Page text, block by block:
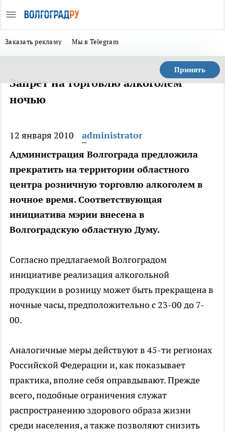
Заказать рекламу Мы в Telegram
Принять
Запрет на торговлю алкоголем
ночью
12 января 2010
administrator
Администрация Волгограда предложила
прекратить на территории областного
центра розничную торговлю алкоголем в
ночное время. Соответствующая
инициатива мэрии внесена в
Волгоградскую областную Думу.
Согласно предлагаемой Волгоградом
инициативе реализация алкогольной
продукции в розницу может быть прекращена в
ночные часы, предположительно с 23-00 до 7-
00.
Аналогичные меры действуют в 45-ти регионах
Российской Федерации и, как показывает
практика, вполне себя оправдывают. Прежде
всего, подобные ограничения служат
распространению здорового образа жизни
среди населения, а также позволяют снизить